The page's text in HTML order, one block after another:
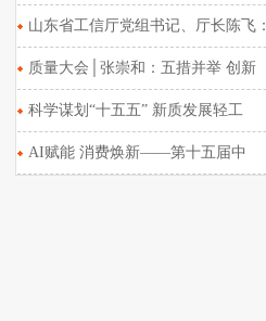
山东省工信厅党组书记、厅长陈飞：
质量大会│张崇和：五措并举 创新
科学谋划“十五五” 新质发展轻工
AI赋能 消费焕新——第十五届中